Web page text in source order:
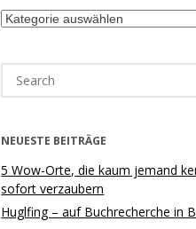
Kategorien
for:
NEUESTE BEITRÄGE
5 Wow-Orte, die kaum jemand
sofort verzaubern
Huglfing – auf Buchrecherche in